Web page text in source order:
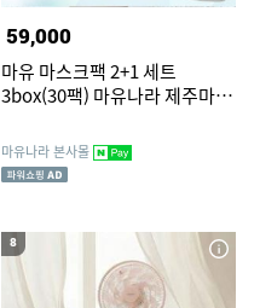
59,000
마유 마스크팩 2+1 세트
3box(30팩) 마유나라 제주마유
마유나라 본사몰
8